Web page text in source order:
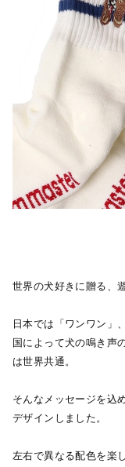
世界の犬好きに贈る、
日本では「ワンワン」
国によって犬の鳴き声
は世界共通。
そんなメッセージを込
デザインしました。
左右で異なる配色を楽